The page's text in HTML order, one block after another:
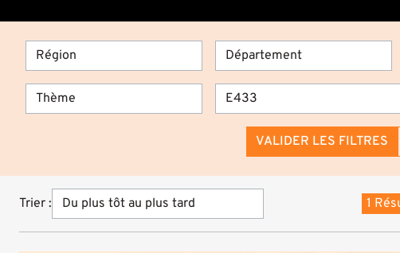
VALIDER LES FILTRES
Trier : 1